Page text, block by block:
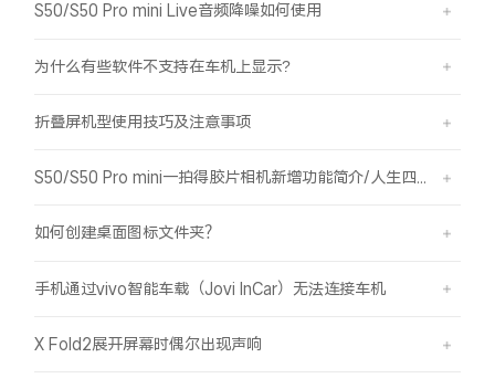
S50/S50 Pro mini Live音频降噪如何使用
为什么有些软件不支持在车机上显示?
折叠屏机型使用技巧及注意事项
如何创建桌面图标文件夹？
手机通过vivo智能车载（Jovi InCar）无法连接车机
X Fold2展开屏幕时偶尔出现声响